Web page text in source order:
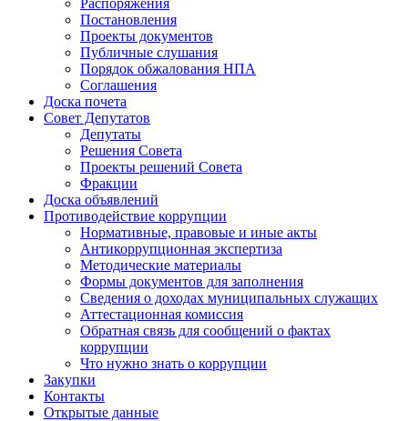
Распоряжения
Постановления
Проекты документов
Публичные слушания
Порядок обжалования НПА
Соглашения
Доска почета
Совет Депутатов
Депутаты
Решения Совета
Проекты решений Совета
Фракции
Доска объявлений
Противодействие коррупции
Нормативные, правовые и иные акты
Антикоррупционная экспертиза
Методические материалы
Формы документов для заполнения
Сведения о доходах муниципальных служащих
Аттестационная комиссия
Обратная связь для сообщений о фактах
коррупции
Что нужно знать о коррупции
Закупки
Контакты
Открытые данные